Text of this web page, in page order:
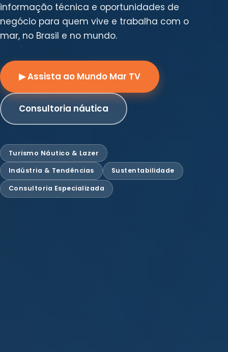
informação técnica e oportunidades de
negócio para quem vive e trabalha com o
mar, no Brasil e no mundo.
▶ Assista ao Mundo Mar TV
Consultoria náutica
Turismo Náutico & Lazer
Indústria & Tendências Sustentabilidade
Consultoria Especializada